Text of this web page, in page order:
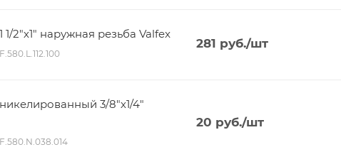
2"х1" наружная резьба Valfex
281 руб./шт
3/8"х1/4"
20 руб./шт